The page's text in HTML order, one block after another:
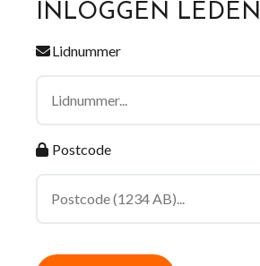
INLOGGEN LEDEN
Lidnummer
Postcode